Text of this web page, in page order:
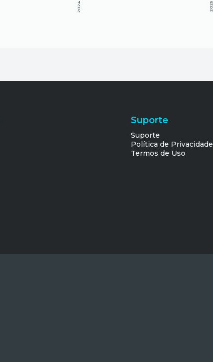
2025
2024
Suporte
Suporte
Política de Privacidade
Termos de Uso